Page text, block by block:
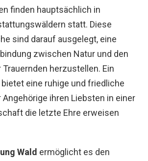
finden hauptsächlich in
statt. Diese
sind darauf ausgelegt, eine
zwischen Natur und den
herzustellen. Ein
eine ruhige und friedliche
Angehörige ihren Liebsten in einer
die letzte Ehre erweisen
Wald ermöglicht es den